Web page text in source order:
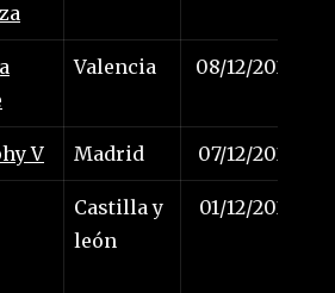
Valencia 08/12/2024
V Madrid 07/12/2024
Castilla y
león
01/12/2024